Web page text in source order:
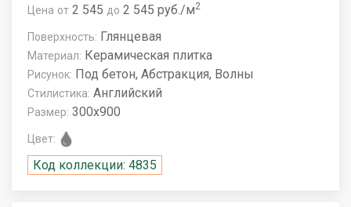
Цена от 2 545 до 2 545 руб./м2
Поверхность: Глянцевая
Материал: Керамическая плитка
Рисунок: Под бетон, Абстракция, Волны
Стилистика: Английский
Размер: 300x900
Цвет:
Код коллекции: 4835